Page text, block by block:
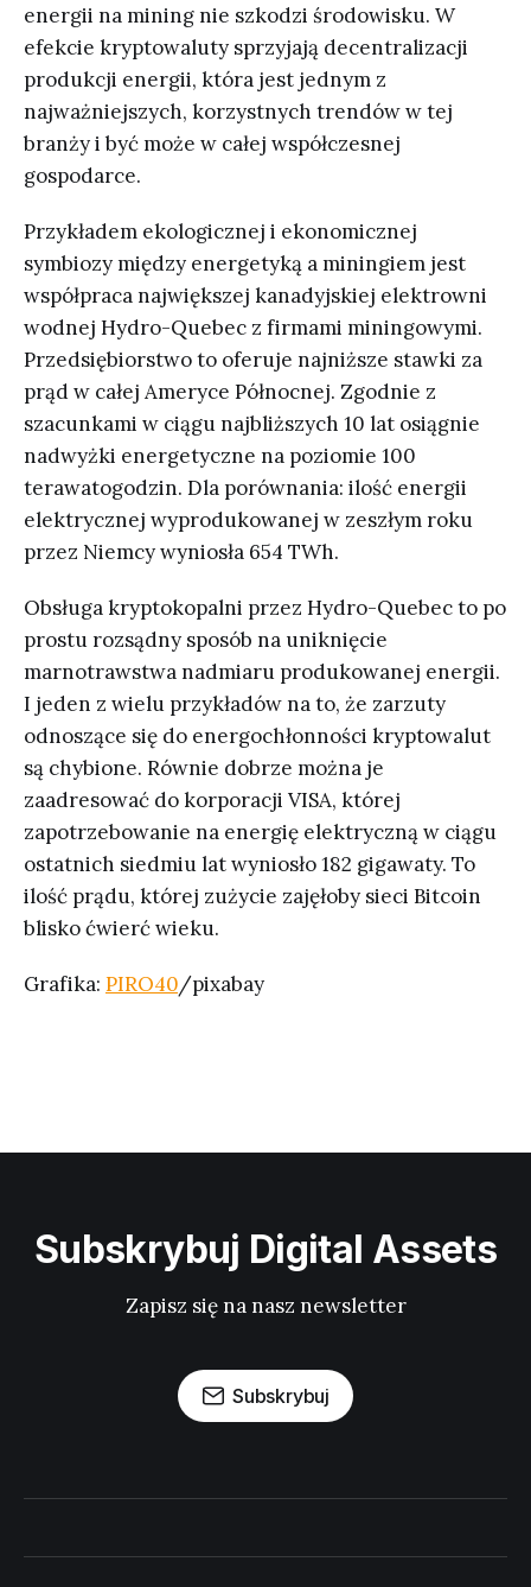
energii na mining nie szkodzi środowisku. W
efekcie kryptowaluty sprzyjają decentralizacji
produkcji energii, która jest jednym z
najważniejszych, korzystnych trendów w tej
branży i być może w całej współczesnej
gospodarce.
Przykładem ekologicznej i ekonomicznej
symbiozy między energetyką a miningiem jest
współpraca największej kanadyjskiej elektrowni
wodnej Hydro-Quebec z firmami miningowymi.
Przedsiębiorstwo to oferuje najniższe stawki za
prąd w całej Ameryce Północnej. Zgodnie z
szacunkami w ciągu najbliższych 10 lat osiągnie
nadwyżki energetyczne na poziomie 100
terawatogodzin. Dla porównania: ilość energii
elektrycznej wyprodukowanej w zeszłym roku
przez Niemcy wyniosła 654 TWh.
Obsługa kryptokopalni przez Hydro-Quebec to po
prostu rozsądny sposób na uniknięcie
marnotrawstwa nadmiaru produkowanej energii.
I jeden z wielu przykładów na to, że zarzuty
odnoszące się do energochłonności kryptowalut
są chybione. Równie dobrze można je
zaadresować do korporacji VISA, której
zapotrzebowanie na energię elektryczną w ciągu
ostatnich siedmiu lat wyniosło 182 gigawaty. To
ilość prądu, której zużycie zajęłoby sieci Bitcoin
blisko ćwierć wieku.
Grafika: PIRO40/pixabay
Subskrybuj Digital Assets
Zapisz się na nasz newsletter
Subskrybuj